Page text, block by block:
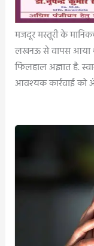
मजदूर मस्तूरी के
लखनऊ से वापस आया
फिलहाल अज्ञात है.
आवश्यक कार्रवाई को